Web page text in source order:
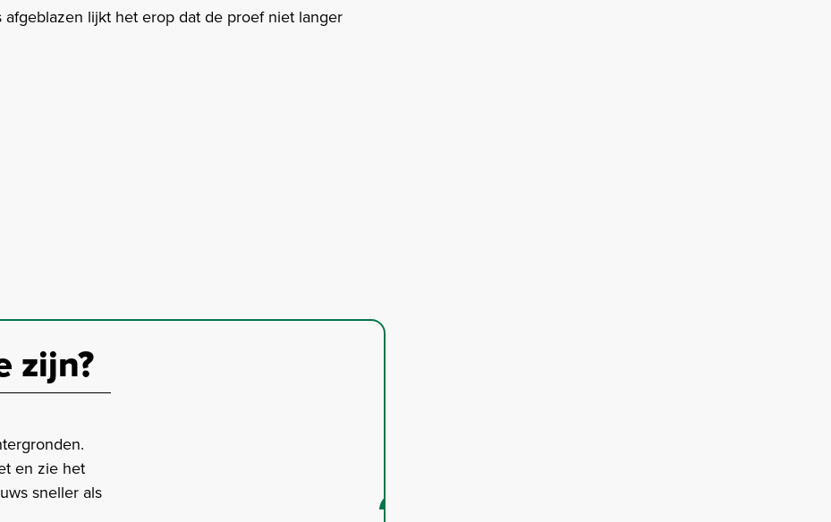
lijkt het erop dat de proef niet langer
zijn?
en zie het
sneller als